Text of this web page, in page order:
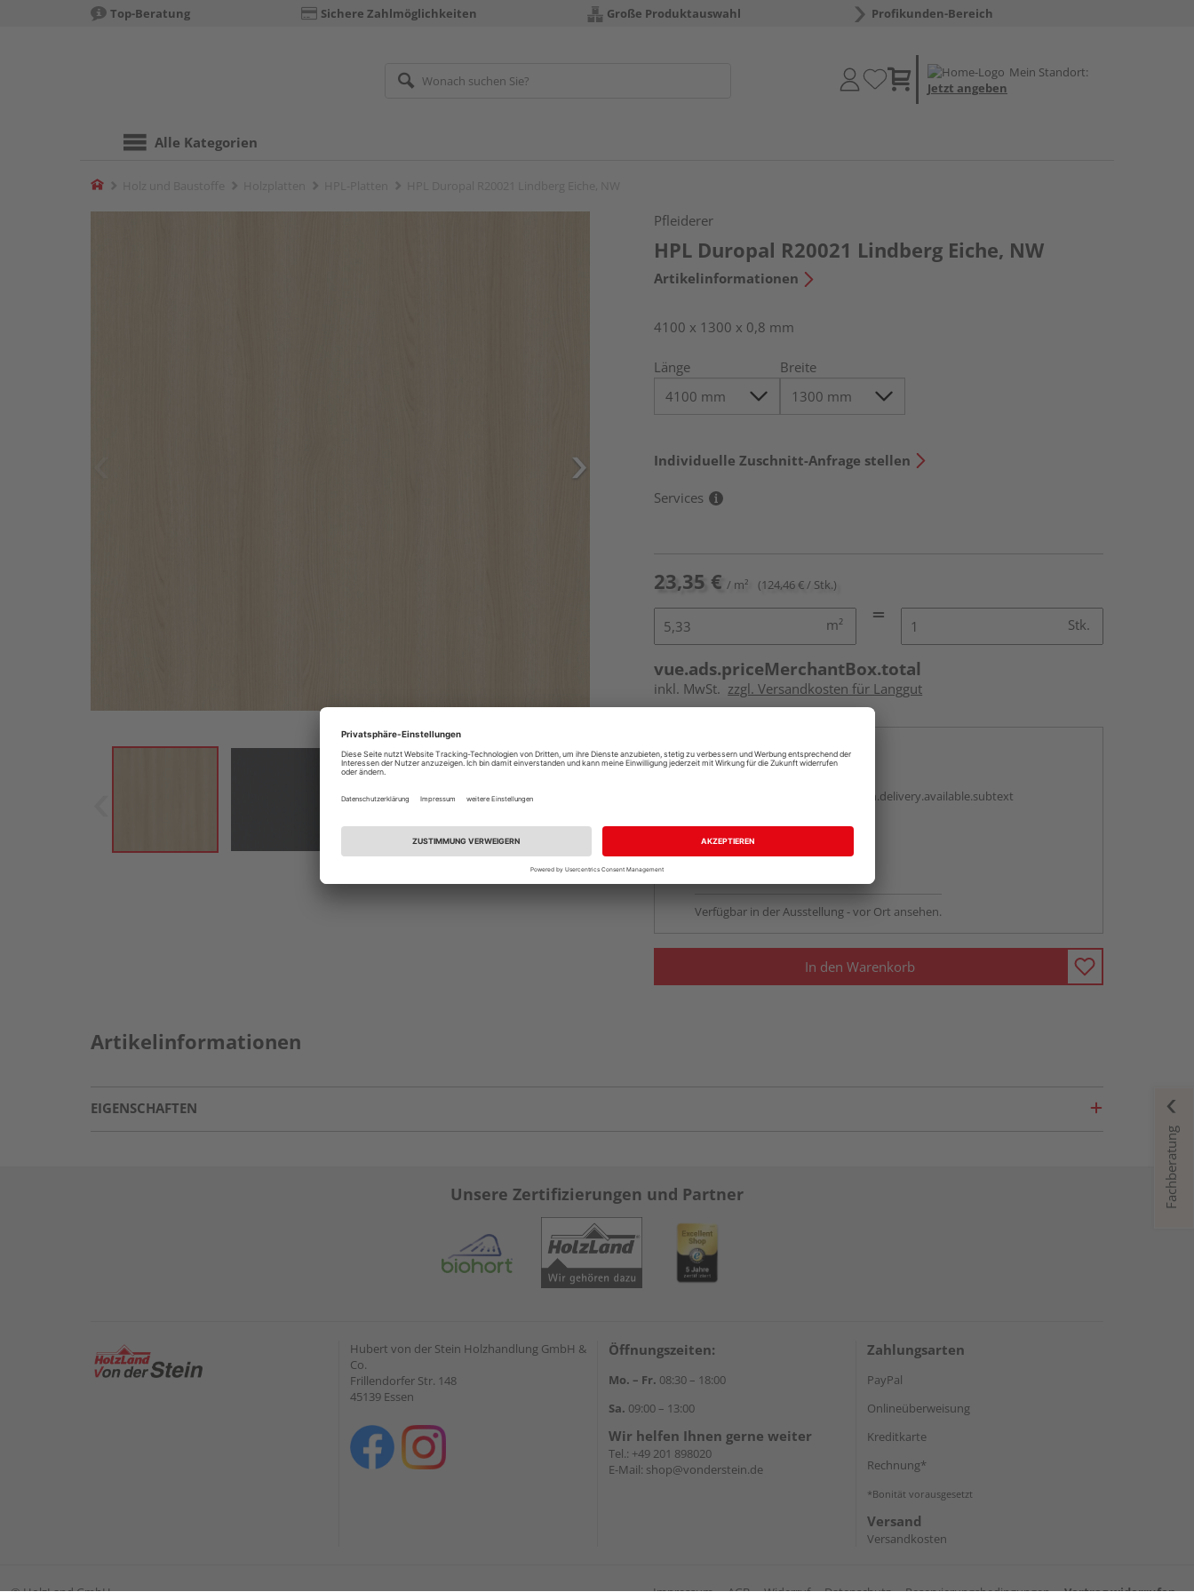
Top-Beratung Sichere Zahlmöglichkeiten Große Produktauswahl Profikunden-Bereich
Mein Standort:
Jetzt angeben
Alle Kategorien
Home
Pfleiderer
HPL Duropal R20021 Lindberg Eiche, NW
Artikelinformationen
4100 x 1300 x 0,8 mm
Länge Breite
Individuelle Zuschnitt-Anfrage stellen
Services
23,35 € / m² (124,46 € / Stk.)
m² Stk.
vue.ads.priceMerchantBox.total
inkl. MwSt. zzgl. Versandkosten für Langgut
Online bestellen
vue.ads.priceMerchantBox.option.delivery.available.subtext
Beim Händler abholen
Verfügbar in der Ausstellung - vor Ort ansehen.
In den Warenkorb
Artikelinformationen
EIGENSCHAFTEN
Fachberatung
Unsere Zertifizierungen und Partner
Hubert von der Stein Holzhandlung GmbH &
Co.
Frillendorfer Str. 148
45139 Essen
Öffnungszeiten:
Mo. – Fr. 08:30 – 18:00
Sa. 09:00 – 13:00
Wir helfen Ihnen gerne weiter
Tel.: +49 201 898020
E-Mail: shop@vonderstein.de
Zahlungsarten
PayPal
Onlineüberweisung
Kreditkarte
Rechnung*
*Bonität vorausgesetzt
Versand
Versandkosten